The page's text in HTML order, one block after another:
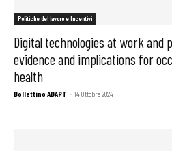
Politiche del lavoro e Incentivi
Digital technologies at work and
evidence and implications for
health
Bollettino ADAPT - 14 Ottobre 2024